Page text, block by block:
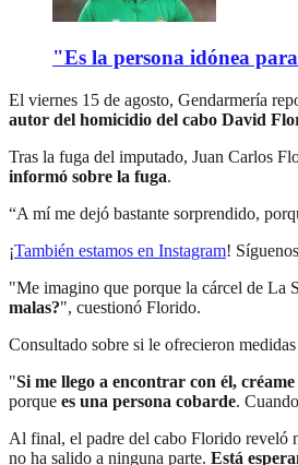
"Es la persona idónea
El viernes 15 de agosto, Gendarmería
autor del homicidio del cabo David
Tras la fuga del imputado, Juan Carlos
informó sobre la fuga.
“A mí me dejó bastante sorprendido,
¡También estamos en Instagram!
"Me imagino que porque la cárcel de La
malas?", cuestionó Florido.
Consultado sobre si le ofrecieron
"Si me llego a encontrar con él,
porque es una persona cobarde.
Al final, el padre del cabo Florido reveló
no ha salido a ninguna parte. Está